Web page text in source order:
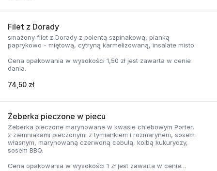
Filet z Dorady
smażony filet z Dorady z polentą szpinakową, pianką
paprykowo - miętową, cytryną karmelizowaną, insalate misto.
Cena opakowania w wysokości 1,50 zł jest zawarta w cenie
dania.
74,50 zł
Żeberka pieczone w piecu
Żeberka pieczone marynowane w kwasie chlebowym Porter,
z ziemniakami pieczonymi z tymiankiem i rozmarynem, sosem
własnym, marynowaną czerwoną cebulą, kolbą kukurydzy,
sosem BBQ.
Cena opakowania w wysokości 1 zł jest zawarta w cenie